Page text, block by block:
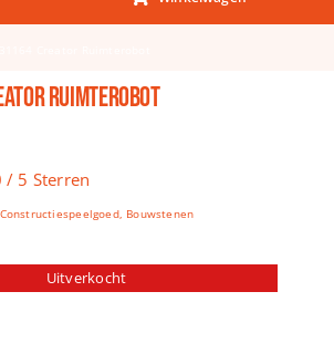
Ruimterobot
/ 5 Sterren
, Bouwstenen
Uitverkocht